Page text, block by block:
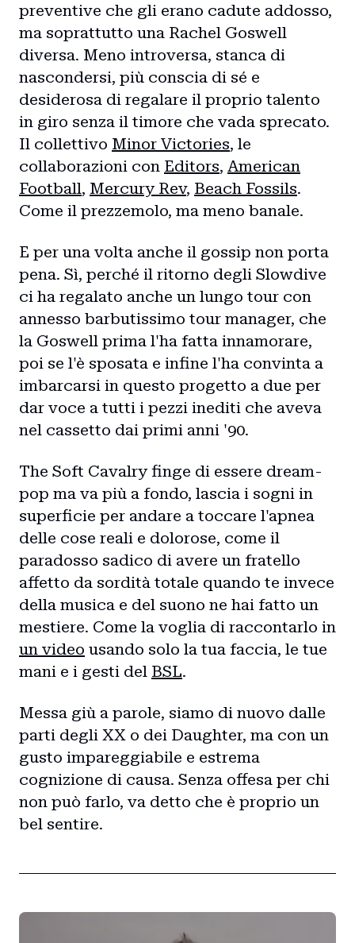
preventive che gli erano cadute addosso,
ma soprattutto una Rachel Goswell
diversa. Meno introversa, stanca di
nascondersi, più conscia di sé e
desiderosa di regalare il proprio talento
in giro senza il timore che vada sprecato.
Il collettivo Minor Victories, le
collaborazioni con Editors, American
Football, Mercury Rev, Beach Fossils.
Come il prezzemolo, ma meno banale.
E per una volta anche il gossip non porta
pena. Sì, perché il ritorno degli Slowdive
ci ha regalato anche un lungo tour con
annesso barbutissimo tour manager, che
la Goswell prima l'ha fatta innamorare,
poi se l'è sposata e infine l'ha convinta a
imbarcarsi in questo progetto a due per
dar voce a tutti i pezzi inediti che aveva
nel cassetto dai primi anni '90.
The Soft Cavalry finge di essere dream-
pop ma va più a fondo, lascia i sogni in
superficie per andare a toccare l'apnea
delle cose reali e dolorose, come il
paradosso sadico di avere un fratello
affetto da sordità totale quando te invece
della musica e del suono ne hai fatto un
mestiere. Come la voglia di raccontarlo in
un video usando solo la tua faccia, le tue
mani e i gesti del BSL.
Messa giù a parole, siamo di nuovo dalle
parti degli XX o dei Daughter, ma con un
gusto impareggiabile e estrema
cognizione di causa. Senza offesa per chi
non può farlo, va detto che è proprio un
bel sentire.